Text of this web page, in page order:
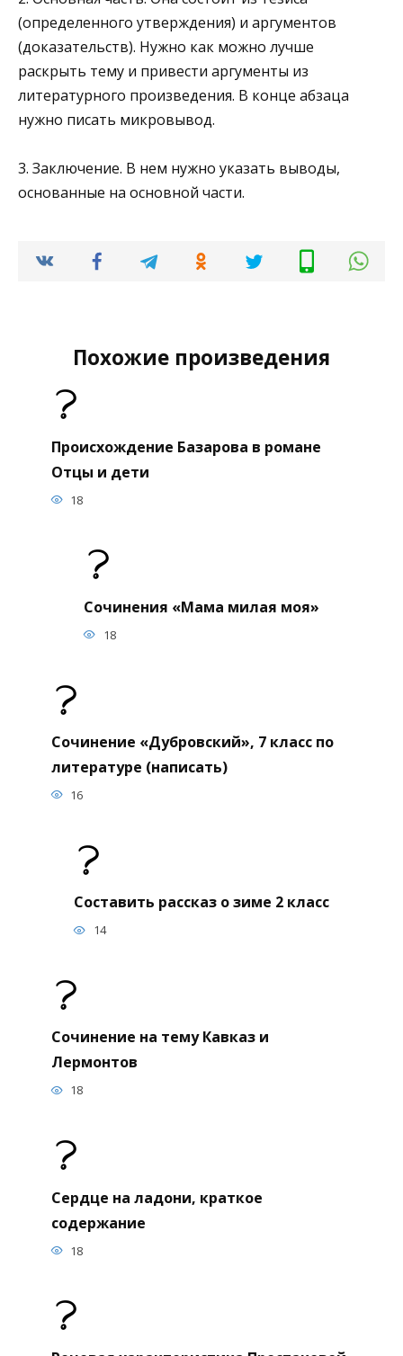
(определенного утверждения) и аргументов
(доказательств). Нужно как можно лучше
раскрыть тему и привести аргументы из
литературного произведения. В конце абзаца
нужно писать микровывод.
3. Заключение. В нем нужно указать выводы,
основанные на основной части.
Похожие произведения
Происхождение Базарова в романе
Отцы и дети
18
Сочинения «Мама милая моя»
18
Сочинение «Дубровский», 7 класс по
литературе (написать)
16
Составить рассказ о зиме 2 класс
14
Сочинение на тему Кавказ и
Лермонтов
18
Сердце на ладони, краткое
содержание
18